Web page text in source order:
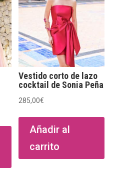
se
pueden
elegir
en
la
página
de
producto
Vestido corto de lazo
cocktail de Sonia Peña
285,00€
Añadir al
carrito